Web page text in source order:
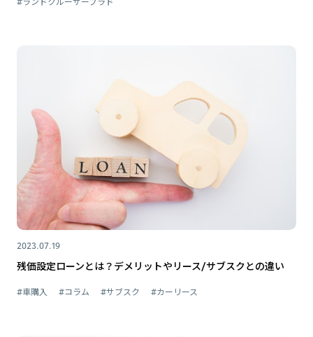
2023.07.19
残価設定ローンとは？デメリットやリース/サブスクとの違い
#車購入 #コラム #サブスク #カーリース